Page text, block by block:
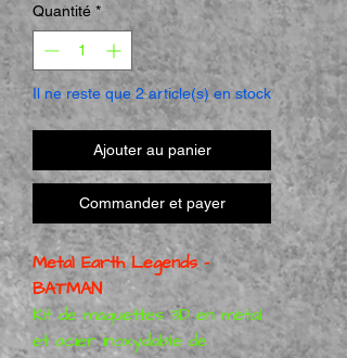
Quantité *
Il ne reste que 2 article(s) en stock
Ajouter au panier
Commander et payer
Metal Earth Legends -
BATMAN
Kit de maquettes 3D en métal
et acier inoxydable de